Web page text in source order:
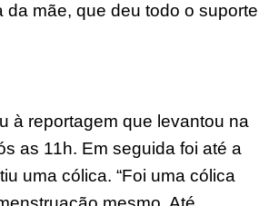
da mãe, que deu todo o suporte
à reportagem que levantou na
as 11h. Em seguida foi até a
uma cólica. “Foi uma cólica